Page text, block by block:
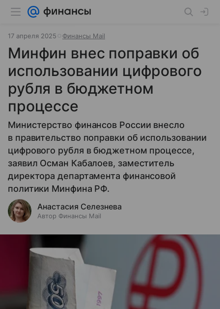
17 апреля 2025 Финансы Mail
Минфин внес поправки об
использовании цифрового
рубля в бюджетном
процессе
Министерство финансов России внесло
в правительство поправки об использовании
цифрового рубля в бюджетном процессе,
заявил Осман Кабалоев, заместитель
директора департамента финансовой
политики Минфина РФ.
Анастасия Селезнева
Автор Финансы Mail